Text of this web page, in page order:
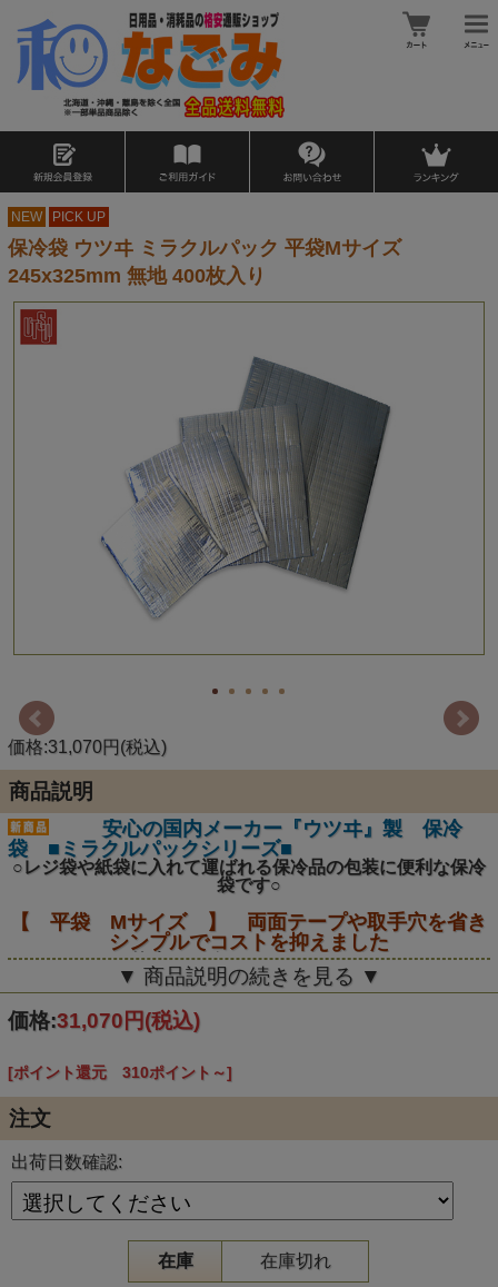
NEW PICK UP
保冷袋 ウツヰ ミラクルパック 平袋Mサイズ
245x325mm 無地 400枚入り
価格:31,070円(税込)
商品説明
安心の国内メーカー『ウツヰ』製 保冷
袋 ■ミラクルパックシリーズ■
○レジ袋や紙袋に入れて運ばれる保冷品の包装に便利な保冷
袋です○
【 平袋 Mサイズ 】 両面テープや取手穴を省き
シンプルでコストを抑えました
外寸サイズ：W245×H325mm
----商品詳細----
商品寸法：厚み1mm 外寸：W260×H325mm
材質：ポリエチレン素材
○新素材の断熱材で一層の保冷・保温効果を
○発泡スチロールに変わる新素材で保冷・保温効果は抜群で
す。
○多様性に富むポリエチレン素材は加工性にも優れ、安全な
包装材です。
▼ 商品説明の続きを見る ▼
価格:31,070円(税込)
[ポイント還元 310ポイント～]
注文
出荷日数確認:
在庫 在庫切れ